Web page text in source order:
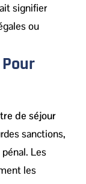
signifier
ou
de séjour
sanctions,
Les
les